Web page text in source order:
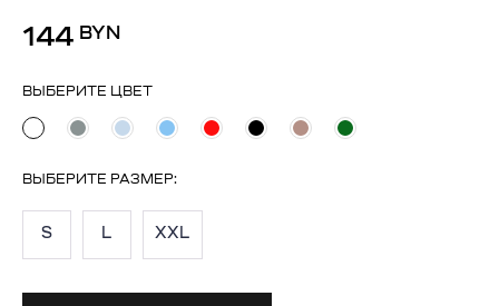
144 BYN
ВЫБЕРИТЕ ЦВЕТ
ВЫБЕРИТЕ РАЗМЕР:
S L XXL